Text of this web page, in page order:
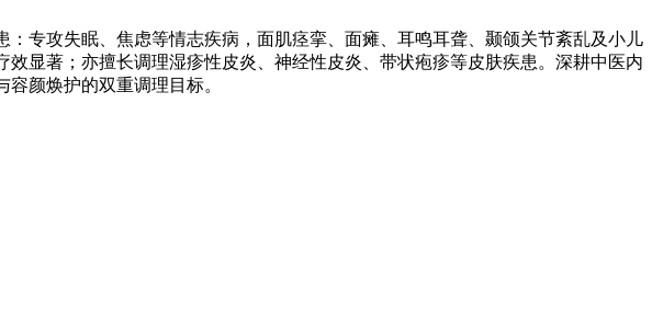
专攻失眠、焦虑等情志疾病，面肌痉挛、面瘫、耳鸣耳聋、颞颌关节紊乱及小儿
显著；亦擅长调理湿疹性皮炎、神经性皮炎、带状疱疹等皮肤疾患。深耕中医内
颜焕护的双重调理目标。